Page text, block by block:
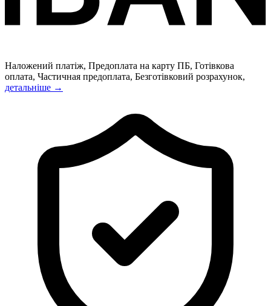
Наложений платіж, Предоплата на карту ПБ, Готівкова
оплата, Частичная предоплата, Безготівковий розрахунок,
детальніше →